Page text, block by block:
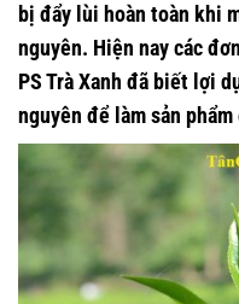
bị đẩy lùi hoàn toàn khi
nguyên. Hiện nay các
PS Trà Xanh đã biết lợi
nguyên để làm sản phẩm